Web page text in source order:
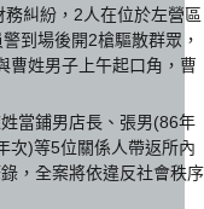
糾紛，2人在位於左營區
到場後開2槍驅散群眾，
曹姓男子上午起口角，曹
當鋪男店長、張男(86年
次)等5位關係人帶返所內
，全案將依違反社會秩序